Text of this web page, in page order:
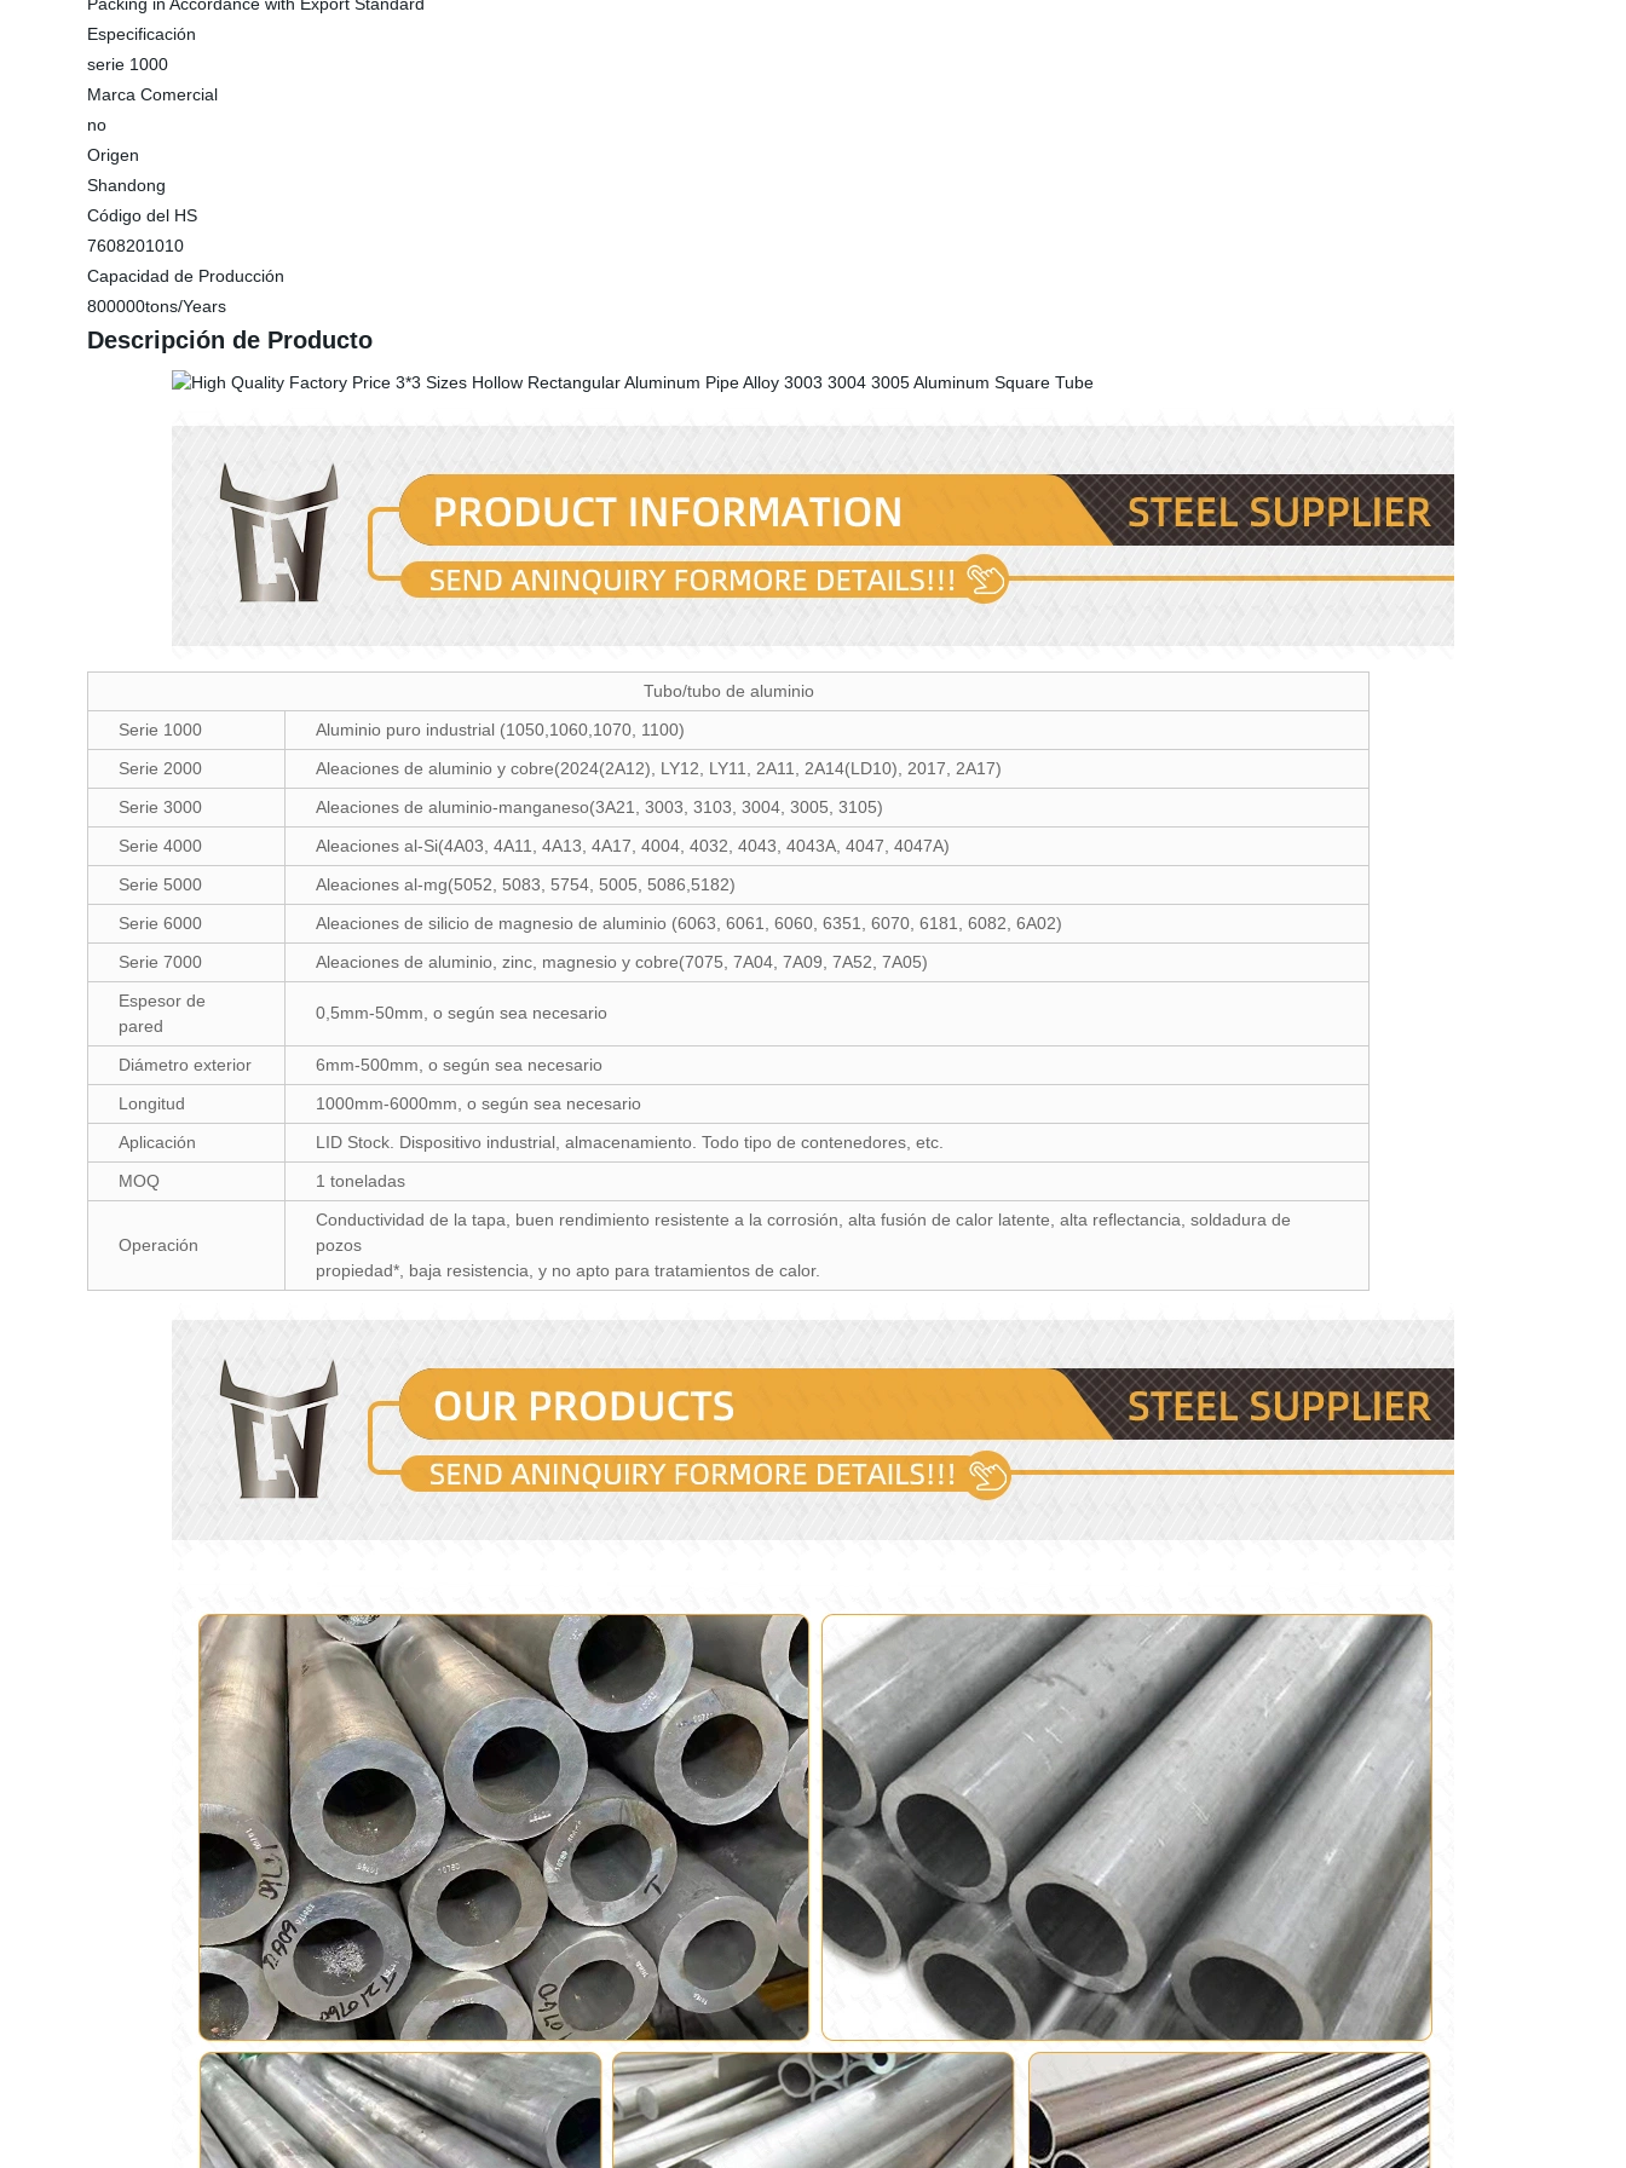
Especificación
serie 1000
Marca Comercial
no
Origen
Shandong
Código del HS
7608201010
Capacidad de Producción
800000tons/Years
Descripción de Producto
Tubo/tubo de aluminio
Serie 1000
Aluminio puro industrial (1050,1060,1070, 1100)
Serie 2000
Aleaciones de aluminio y cobre(2024(2A12), LY12, LY11, 2A11, 2A14(LD10), 2017, 2A17)
Serie 3000
Aleaciones de aluminio-manganeso(3A21, 3003, 3103, 3004, 3005, 3105)
Serie 4000
Aleaciones al-Si(4A03, 4A11, 4A13, 4A17, 4004, 4032, 4043, 4043A, 4047, 4047A)
Serie 5000
Aleaciones al-mg(5052, 5083, 5754, 5005, 5086,5182)
Serie 6000
Aleaciones de silicio de magnesio de aluminio (6063, 6061, 6060, 6351, 6070, 6181, 6082, 6A02)
Serie 7000
Aleaciones de aluminio, zinc, magnesio y cobre(7075, 7A04, 7A09, 7A52, 7A05)
Espesor de
pared
0,5mm-50mm, o según sea necesario
Diámetro exterior
6mm-500mm, o según sea necesario
Longitud
1000mm-6000mm, o según sea necesario
Aplicación
LID Stock. Dispositivo industrial, almacenamiento. Todo tipo de contenedores, etc.
MOQ
1 toneladas
Operación
Conductividad de la tapa, buen rendimiento resistente a la corrosión, alta fusión de calor latente, alta reflectancia, soldadura de
pozos
propiedad*, baja resistencia, y no apto para tratamientos de calor.